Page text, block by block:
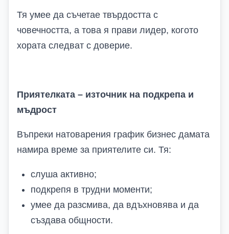
Тя умее да съчетае твърдостта с
човечността, а това я прави лидер, когото
хората следват с доверие.
Приятелката – източник на подкрепа и
мъдрост
Въпреки натоварения график бизнес дамата
намира време за приятелите си. Тя:
слуша активно;
подкрепя в трудни моменти;
умее да разсмива, да вдъхновява и да
създава общности.